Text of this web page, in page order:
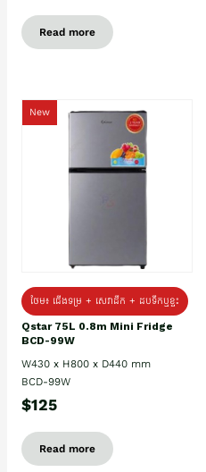
Read more
New
ថែម៖ ជេីងទម្រ + សេវាដឹក + ដបទឹកឬខ្ទះ
Qstar 75L 0.8m Mini Fridge
BCD-99W
W430 x H800 x D440 mm
BCD-99W
$125
Read more